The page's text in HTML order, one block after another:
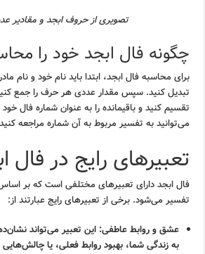
تصویری از حروف ابجد و مقادیر
چگونه فال ابجد خود را
برای محاسبه فال ابجد، ابتدا باید نام خود و نام
تقسیم کنید و باقیمانده را به عنوان شماره فال
می‌توانید به تفسیر مربوط به آن شماره مراجعه
تعبیرهای رایج در فال
فال ابجد دارای تعبیرهای مختلفی است که بر
تفسیر می‌شود. برخی از تعبیرهای رایج عبارتند از:
عشق و روابط عاطفی: این تعبیر می‌تواند
به زندگی شما، بهبود روابط فعلی، یا